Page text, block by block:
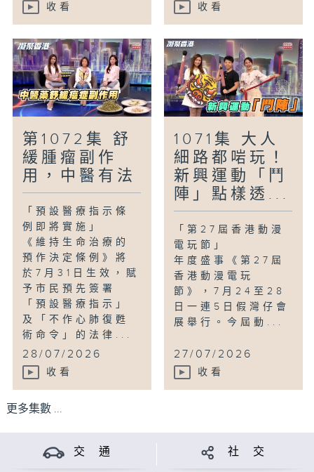
收看 收看
第1072集 舒
緩腫瘤副作
用，中醫有法
「預設醫療指示條
例即將實施」
《維持生命治療的
預作決定條例》將
於7月31日生效，賦
予市民預先簽署
「預設醫療指示」
及「不作心肺復甦
術命令」的法律...
28/07/2026
收看
1071集 大人
細路都啱玩！
新興運動「鬥
陣」點樣透...
「第27屆香港動漫
電玩節」
年度盛事《第27屆
香港動漫電玩
節》，7月24至28
日一連5日假灣仔會
展舉行。今屆動...
27/07/2026
收看
更多集數 ...
交 通 社 交